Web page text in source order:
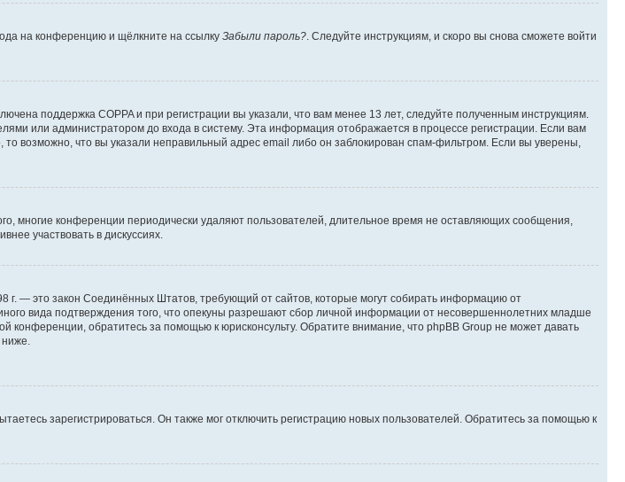
на конференцию и щёлкните на ссылку Забыли пароль? . Следуйте инструкциям, и скоро вы снова сможете войти
поддержка COPPA и при регистрации вы указали, что вам менее 13 лет, следуйте полученным инструкциям.
или администратором до входа в систему. Эта информация отображается в процессе регистрации. Если вам
возможно, что вы указали неправильный адрес email либо он заблокирован спам-фильтром. Если вы уверены,
многие конференции периодически удаляют пользователей, длительное время не оставляющих сообщения,
участвовать в дискуссиях.
г. — это закон Соединённых Штатов, требующий от сайтов, которые могут собирать информацию от
вида подтверждения того, что опекуны разрешают сбор личной информации от несовершеннолетних младше
обратитесь за помощью к юрисконсульту. Обратите внимание, что phpBB Group не может давать
зарегистрироваться. Он также мог отключить регистрацию новых пользователей. Обратитесь за помощью к